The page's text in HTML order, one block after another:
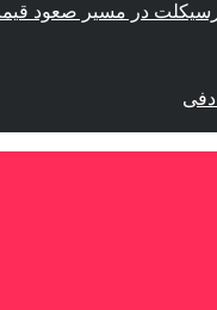
در مسیر صعود